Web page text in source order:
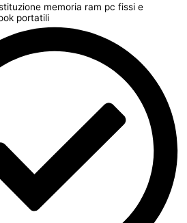
memoria ram pc fissi e
portatili